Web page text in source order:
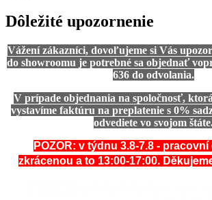
Dôležité upozornenie
Vážení zákazníci, dovoľujeme si Vás
do showroomu je potrebné sa objednať
636 do odvolania.
V prípade objednania na spoločnosť,
vystavíme faktúru na preplatenie s 0%
odvediete vo svojom
POZOR: v týdnu 3.8-7.8 -
zkrácenou a to 13:00-17:00.